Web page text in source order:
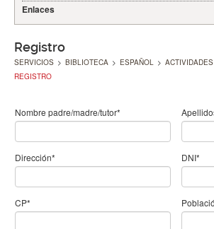
Enlaces
Registro
SERVICIOS > BIBLIOTECA > ESPAÑOL > ACTIVIDADES
REGISTRO